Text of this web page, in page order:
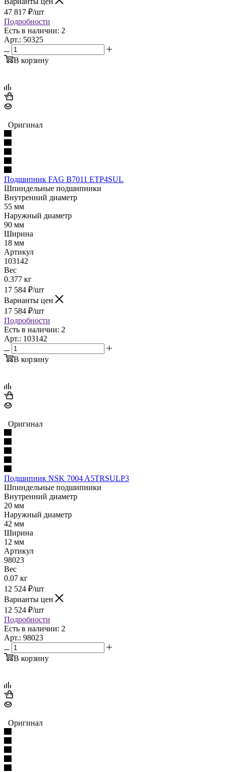
47 817 ₽/шт
Подробности
Есть в наличии: 2
Арт.: 50325
В корзину
Оригинал
Подшипник FAG B7011 ETP4SUL
Шпиндельные подшипники
Внутренний диаметр
55 мм
Наружный диаметр
90 мм
Ширина
18 мм
Артикул
103142
Вес
0.377 кг
17 584 ₽/шт
Варианты цен
17 584 ₽/шт
Подробности
Есть в наличии: 2
Арт.: 103142
В корзину
Оригинал
Подшипник NSK 7004 A5TRSULP3
Шпиндельные подшипники
Внутренний диаметр
20 мм
Наружный диаметр
42 мм
Ширина
12 мм
Артикул
98023
Вес
0.07 кг
12 524 ₽/шт
Варианты цен
12 524 ₽/шт
Подробности
Есть в наличии: 2
Арт.: 98023
В корзину
Оригинал